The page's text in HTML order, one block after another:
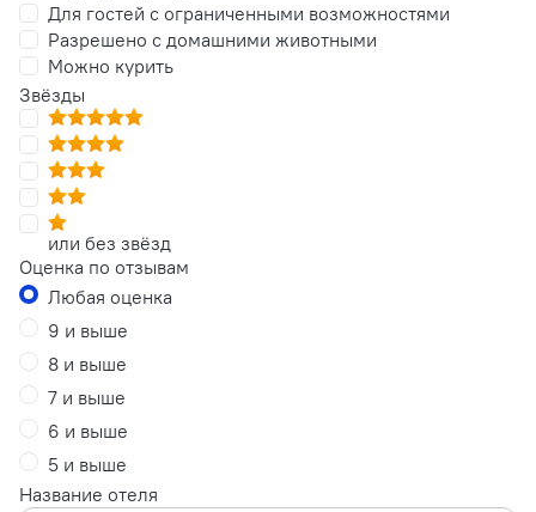
Для гостей с ограниченными возможностями
Разрешено с домашними животными
Можно курить
Звёзды
или без звёзд
Оценка по отзывам
Любая оценка
9 и выше
8 и выше
7 и выше
6 и выше
5 и выше
Название отеля